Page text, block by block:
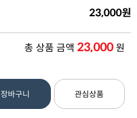
23,000원
총 상품 금액 23,000원
장바구니 관심상품